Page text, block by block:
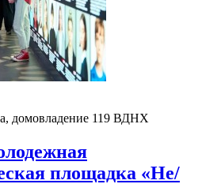
домовладение 119 ВДНХ
площадка «Не/